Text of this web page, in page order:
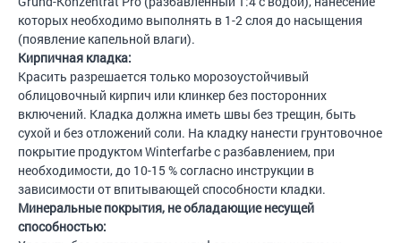
которых необходимо выполнять в 1-2 слоя до насыщения
(появление капельной влаги).
Кирпичная кладка:
Красить разрешается только морозоустойчивый
облицовочный кирпич или клинкер без посторонних
включений. Кладка должна иметь швы без трещин, быть
сухой и без отложений соли. На кладку нанести грунтовочное
покрытие продуктом Winterfarbe с разбавлением, при
необходимости, до 10-15 % согласно инструкции в
зависимости от впитывающей способности кладки.
Минеральные покрытия, не обладающие несущей
способностью: